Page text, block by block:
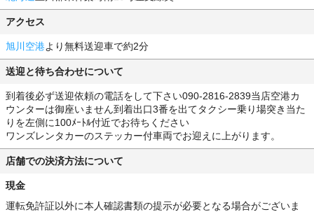
アクセス
旭川空港より無料送迎車で約2分
送迎と待ち合わせについて
到着後必ず送迎依頼の電話をして下さい090-2816-2839当店空港カ
ウンターは御座いません到着出口3番を出てタクシー乗り場突き当た
りを左側に100ﾒｰﾄﾙ付近でお待ちください
ワンズレンタカーのステッカー付車両でお迎えに上がります。
店舗での決済方法について
現金
運転免許証以外に本人確認書類の提示が必要となる場合がございま